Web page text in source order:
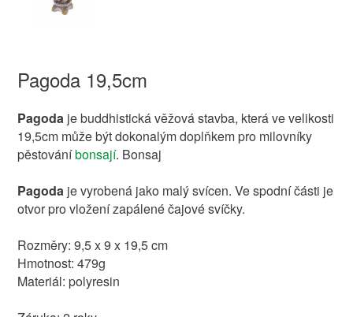
Pagoda 19,5cm
Pagodaje buddhistická věžová stavba, která ve velikosti
19,5cm může být dokonalým doplňkem pro milovníky
pěstováníbonsají. Bonsaj
Pagodaje vyrobená jako malý svícen. Ve spodní části je
otvor pro vložení zapálené čajové svíčky.
Rozměry: 9,5 x 9 x 19,5 cm
Hmotnost: 479g
Materiál: polyresin